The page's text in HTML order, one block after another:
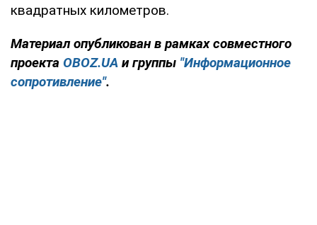
квадратных километров.
Материал опубликован в рамках совместного
проекта OBOZ.UA и группы "Информационное
сопротивление".